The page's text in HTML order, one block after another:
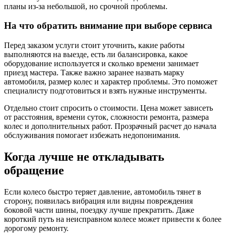
планы из-за небольшой, но срочной проблемы.
На что обратить внимание при выборе сервиса
Перед заказом услуги стоит уточнить, какие работы
выполняются на выезде, есть ли балансировка, какое
оборудование используется и сколько времени занимает
приезд мастера. Также важно заранее назвать марку
автомобиля, размер колес и характер проблемы. Это поможет
специалисту подготовиться и взять нужные инструменты.
Отдельно стоит спросить о стоимости. Цена может зависеть
от расстояния, времени суток, сложности ремонта, размера
колес и дополнительных работ. Прозрачный расчет до начала
обслуживания помогает избежать недопонимания.
Когда лучше не откладывать
обращение
Если колесо быстро теряет давление, автомобиль тянет в
сторону, появилась вибрация или видны повреждения
боковой части шины, поездку лучше прекратить. Даже
короткий путь на неисправном колесе может привести к более
дорогому ремонту.